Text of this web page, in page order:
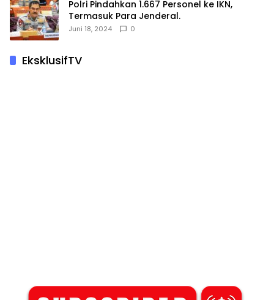
Polri Pindahkan 1.667 Personel ke IKN,
Termasuk Para Jenderal.
Juni 18, 2024 0
EksklusifTV